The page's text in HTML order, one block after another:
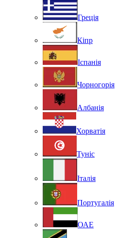
Греція
Кіпр
Іспанія
Чорногорія
Албанія
Хорватія
Туніс
Італія
Португалія
ОАЕ